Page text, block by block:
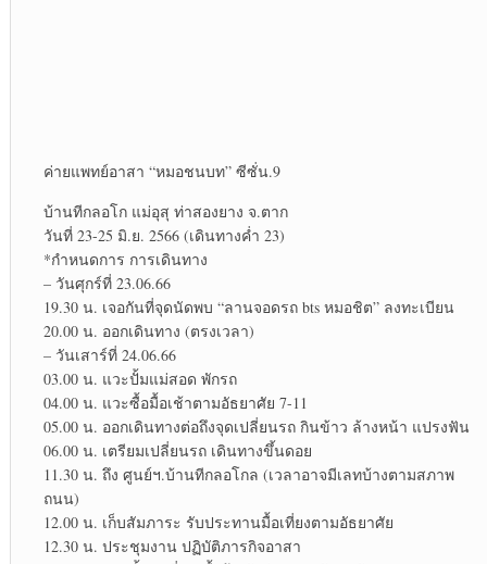
ค่ายแพทย์​อาสา “หมอชนบท” ซีซั่น.9
บ้านทีกลอโก แม่​อุสุ​ ท่าสองยาง จ.ตาก
วันที่ 23-25 มิ.ย. 2566 (เดินทางค่ำ 23)
*กำหนดการ การเดินทาง
– วันศุก​ร์ที่​ 23.06.66
19.30 น. เจอกันที่จุดนัดพบ “ลานจอดรถ bts หมอ​ชิต” ลงทะเบียน
20.00 น. ออกเดินทาง (ตรงเวลา)​
– วันเสาร์​ที่​ 24.06.66
03.00 น. แวะปั้มแม่สอด พักรถ
04.00 น. แวะซื้อมื้อเช้าตามอัธยาศัย 7-11
05.00 น. ออกเดินทางต่อถึงจุดเปลี่ยน​รถ กินข้าว​ ล้างหน้า​ แปรงฟัน​
06.00 น. เตรียมเปลี่ยน​รถ เดินทางขึ้นดอย
11.30 น. ถึง ศูนย์​ฯ.บ้านทีกลอโกล (เวลาอาจมีเลทบ้างตามสภาพ​
ถนน)
12.00 น. เก็บสัมภาระ​ รับประทาน​มื้อเที่ยงตามอัธยาศัย​
12.30 น. ประชุมงาน ปฏิบัติ​ภารกิจ​อาสา